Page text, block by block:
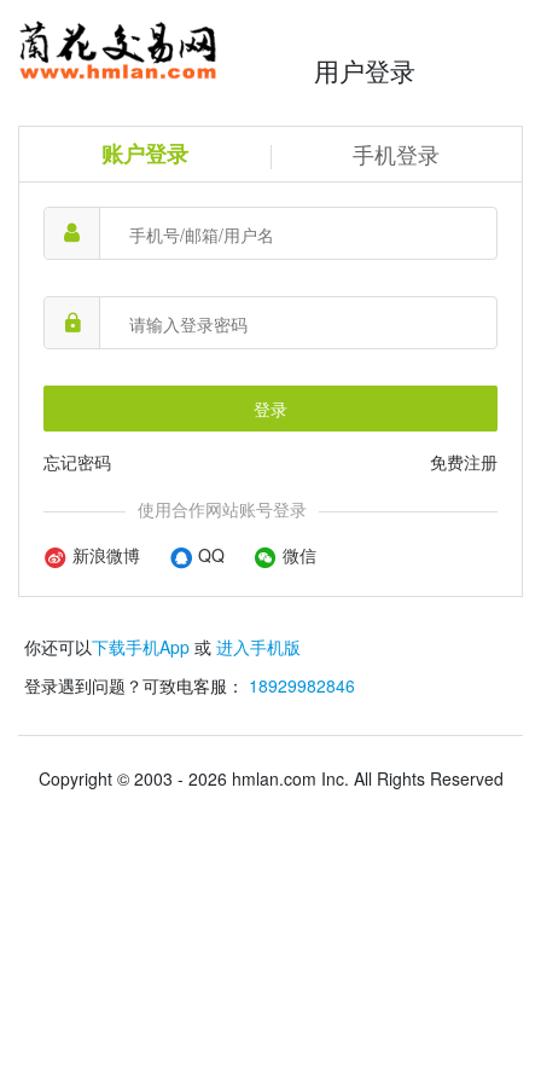
用户登录
账户登录 手机登录
登录
免费注册
忘记密码
使用合作网站账号登录
新浪微博
QQ 微信
你还可以下载手机App 或 进入手机版
登录遇到问题？可致电客服： 18929982846
Copyright © 2003 - 2026 hmlan.com Inc. All Rights Reserved